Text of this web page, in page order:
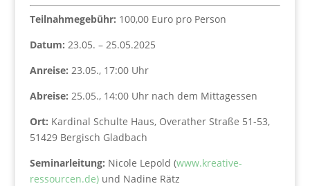
Teilnahmegebühr: 100,00 Euro pro Person
Datum: 23.05. – 25.05.2025
Anreise: 23.05., 17:00 Uhr
Abreise: 25.05., 14:00 Uhr nach dem Mittagessen
Ort: Kardinal Schulte Haus, Overather Straße 51-53,
51429 Bergisch Gladbach
Seminarleitung: Nicole Lepold (www.kreative-
ressourcen.de)und Nadine Rätz